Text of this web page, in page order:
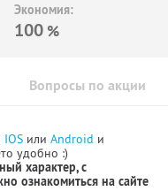
Экономия:
100 %
Вопросы по акции
IOS или Android и
удобно :)
характер, с
ознакомиться на сайте